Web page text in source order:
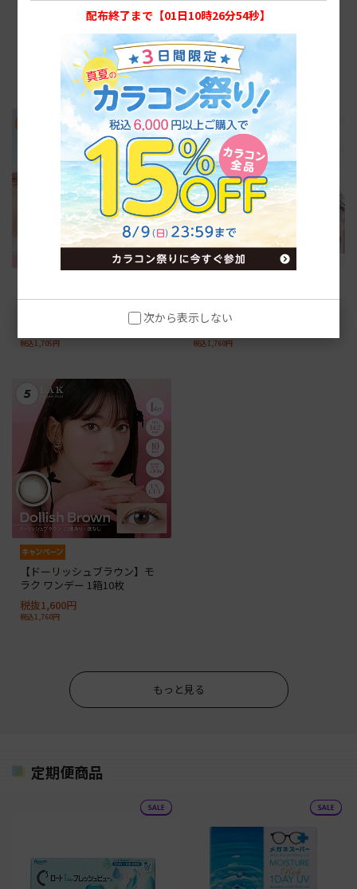
【デートトパーズ】トパーズ 1
税抜1,600円
【ヴィヴィッドスタイル】ワ
ンモイスト30枚
税抜4,800円
税込5,280円
すプロデュース チューズミー
税込1,705円
4
トーリック ワンデー【-0.75】
10枚
税込1,760円
5
【ドーリッシュブラウン】モ
ラク ワンデー 1箱10枚
税抜1,600円
税込1,760円
もっと見る
定期便商品
配布終了まで【01日10時26分53秒】
次から表示しない